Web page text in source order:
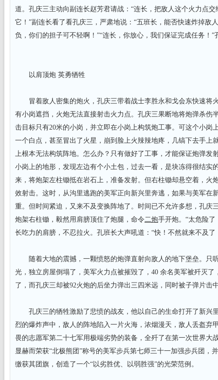
道。孔庆三主动向副连长赵芳君请战：“连长，把敌人这个火力点
它！”副连长看了看孔庆三，严肃地说：“五班长，能否快速炸掉敌
负，你们的担子可不轻啊！”“连长，你放心，我们保证完成任务！
以肩顶炮 英勇牺牲
冒着敌人密集的炮火，孔庆三带着战士李胜永和戈会东快速将
有小岗遮挡，火炮无法直接射击火力点。孔庆三果断地将炮弹杀伤
击目标只有20米的小岗，并立即在小岗上构筑炮工事。可这个小岗
一个白点，甚至冒出了火星，崩到脸上火辣辣地疼，几镐下去手上
上根本无法构筑阵地。怎么办？只有做好了工事，才能保证炮弹发
小岗上的地形，发现左边有个小土包，过去一看，是块冻得很结实
来，将炮架左柱锄抵在岩石上，准备发射。但右柱锄却悬空着，火
效射击。这时，从沟里逃跑的美军正向新兴里奔逃，如果与美军在
重。但时间紧迫，又来不及变换阵地了。时间已不允许多想，孔庆
炮架右柱锄，毅然用肩膀顶住了炮腿，命令二炮手开炮。“太危险了
长吃力的肩膀，不忍拉火。孔班长大声吼道：“快！不然就来不及了
随着大地的震撼，一颗愤怒的炮弹直射向敌人的地下堡垒。只
光，独立房屋倒塌了，美军火力点被摧毁了，40 余名美军被歼灭了
了，而孔庆三却被92火炮的后坐力弹出三四米远，同时被子弹片击
孔庆三的牺牲激励了悲愤的战友，他以自己的生命打开了新兴
烈的爆炸声中，敌人的阵地陷入一片火海，浓烟漫天，敌人丢盔弃
畏的志愿军第二十七军用极端劣势的装备，全歼了在第一次世界大
显赫而荣获“北极熊团”称号的美军步兵第七师三十一加强步兵团，
缴获其团旗，创造了一个“以劣胜优、以弱胜强”的光荣范例。